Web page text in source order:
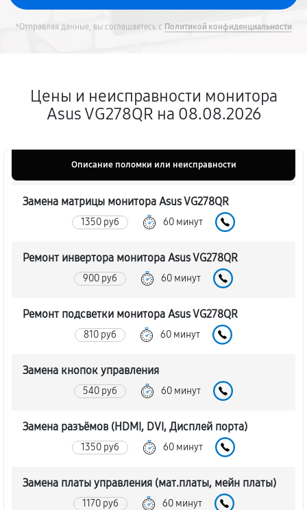
*Отправляя данные, вы соглашаетесь с Политикой конфиденциальности
Цены и неисправности монитора
Asus VG278QR на 08.08.2026
Описание поломки или неисправности
Замена матрицы монитора Asus VG278QR
1350 руб 60 минут
Ремонт инвертора монитора Asus VG278QR
900 руб 60 минут
Ремонт подсветки монитора Asus VG278QR
810 руб 60 минут
Замена кнопок управления
540 руб 60 минут
Замена разъёмов (HDMI, DVI, Дисплей порта)
1350 руб 60 минут
Замена платы управления (мат.платы, мейн платы)
1170 руб 60 минут